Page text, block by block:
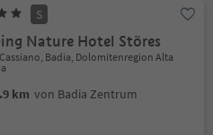
S
Nature Hotel Störes
Badia, Dolomitenregion Alta
km von Badia Zentrum